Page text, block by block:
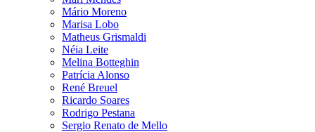
Mário Moreno
Marisa Lobo
Matheus Grismaldi
Néia Leite
Melina Botteghin
Patrícia Alonso
René Breuel
Ricardo Soares
Rodrigo Pestana
Sergio Renato de Mello